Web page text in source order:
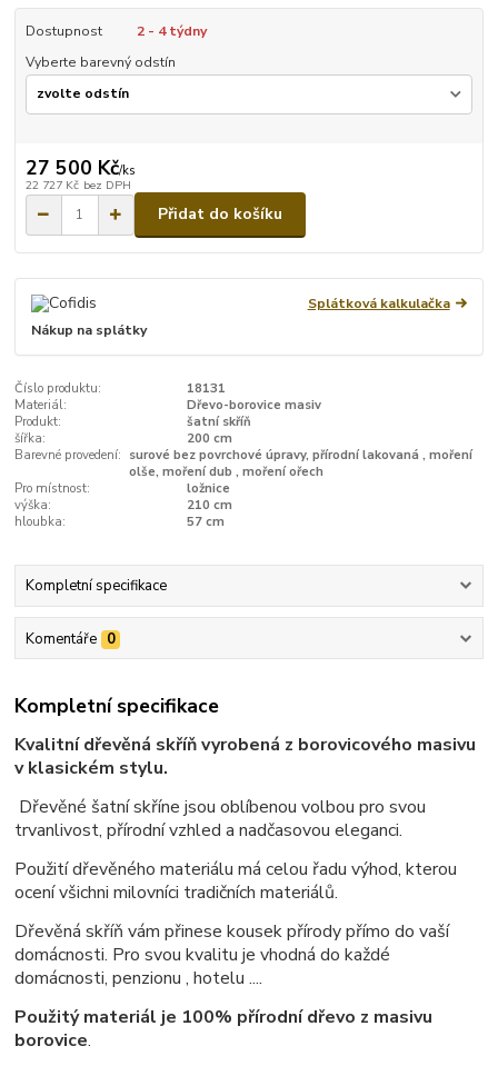
Dostupnost
2 - 4 týdny
Vyberte barevný odstín
27 500 Kč/ks
22 727 Kč bez DPH
Přidat do košíku
Splátková kalkulačka
Nákup na splátky
Číslo produktu:
18131
Materiál:
Dřevo-borovice masiv
Produkt:
šatní skříň
šířka:
200 cm
Barevné provedení: surové bez povrchové úpravy, přírodní lakovaná , moření
olše, moření dub , moření ořech
Pro místnost:
ložnice
výška:
210 cm
hloubka:
57 cm
Kompletní specifikace
Komentáře 0
Kompletní specifikace
Kvalitní dřevěná skříň vyrobená z borovicového masivu
v klasickém stylu.
Dřevěné šatní skříne jsou oblíbenou volbou pro svou
trvanlivost, přírodní vzhled a nadčasovou eleganci.
Použití dřevěného materiálu má celou řadu výhod, kterou
ocení všichni milovníci tradičních materiálů.
Dřevěná skříň vám přinese kousek přírody přímo do vaší
domácnosti. Pro svou kvalitu je vhodná do každé
domácnosti, penzionu , hotelu ....
Použitý materiál je 100% přírodní dřevo z masivu
borovice.